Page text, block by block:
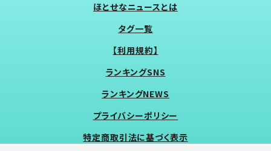
ほとせなニュースとは
タグ一覧
【利用規約】
ランキングSNS
ランキングNEWS
プライバシーポリシー
特定商取引法に基づく表示